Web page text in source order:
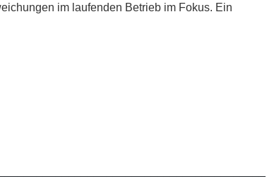
im laufenden Betrieb im Fokus. Ein